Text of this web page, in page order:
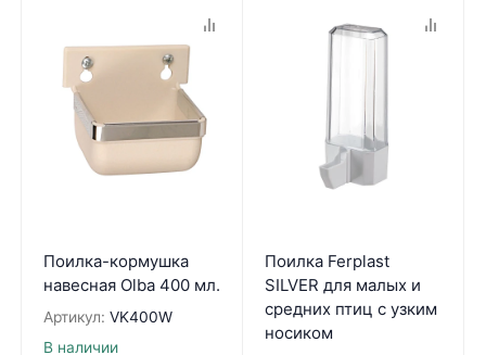
Поилка-кормушка
навесная Olba 400 мл.
Артикул: VK400W
В наличии
Поилка Ferplast
SILVER для малых и
средних птиц с узким
носиком